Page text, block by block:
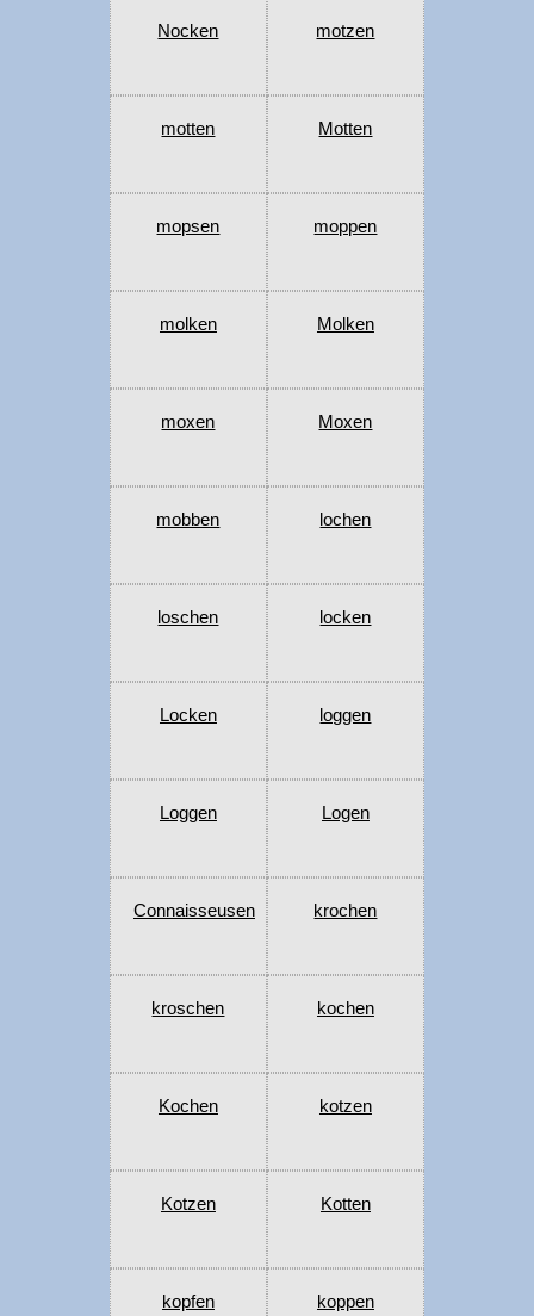
Nocken motzen
motten Motten
mopsen moppen
molken Molken
moxen Moxen
mobben lochen
loschen locken
Locken loggen
Loggen Logen
Connaisseusen krochen
kroschen kochen
Kochen kotzen
Kotzen Kotten
kopfen koppen